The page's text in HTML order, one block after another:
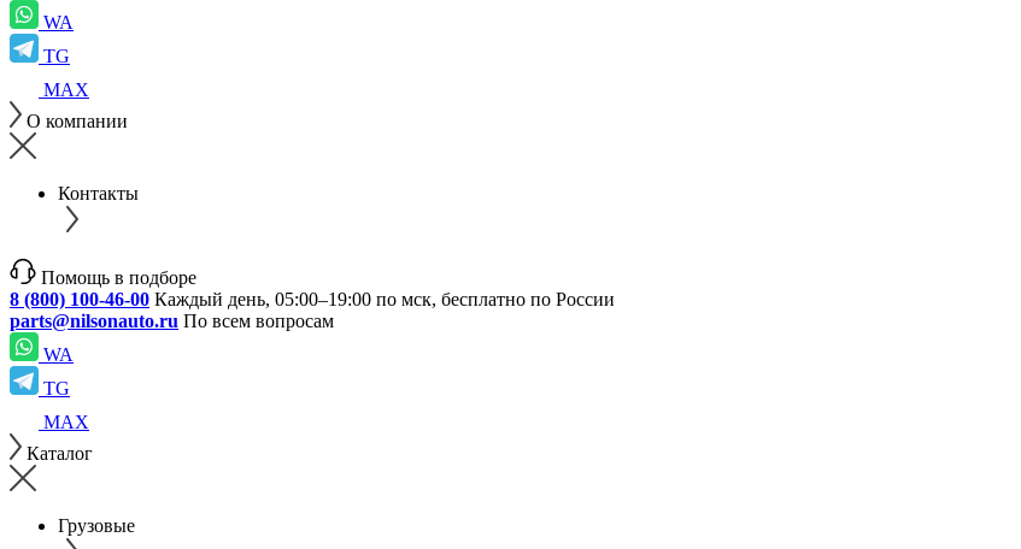
WA
TG
MAX
О компании
Контакты
Помощь в подборе
8 (800) 100-46-00 Каждый день, 05:00–19:00 по мск, бесплатно по России
parts@nilsonauto.ru По всем вопросам
WA
TG
MAX
Каталог
Грузовые